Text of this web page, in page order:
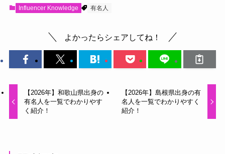
Influencer Knowledge 有名人
よかったらシェアしてね！
【2026年】和歌山県出身の
有名人を一覧でわかりやす
く紹介！
【2026年】島根県出身の有
名人を一覧でわかりやすく
紹介！